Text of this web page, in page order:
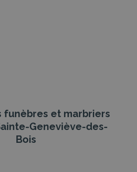
funèbres et marbriers
Geneviève-des-
Bois